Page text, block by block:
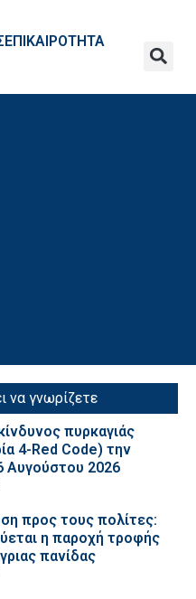
ΕΠΙΚΑΙΡΟΤΗΤΑ
να γνωρίζετε
πυρκαγιάς
4-Red Code) την
Αυγούστου 2026
προς τους πολίτες:
η παροχή τροφής
πανίδας